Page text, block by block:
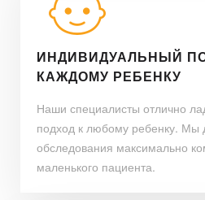
ИНДИВИДУАЛЬНЫЙ
КАЖДОМУ РЕБЕНКУ
Наши специалисты отлично
подход к любому ребенку. Мы
обследования максимально
маленького пациента.